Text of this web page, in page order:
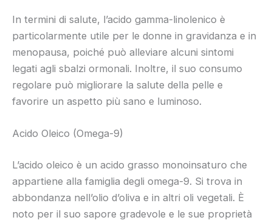
In termini di salute, l’acido gamma-linolenico è
particolarmente utile per le donne in gravidanza e in
menopausa, poiché può alleviare alcuni sintomi
legati agli sbalzi ormonali. Inoltre, il suo consumo
regolare può migliorare la salute della pelle e
favorire un aspetto più sano e luminoso.
Acido Oleico (Omega-9)
L’acido oleico è un acido grasso monoinsaturo che
appartiene alla famiglia degli omega-9. Si trova in
abbondanza nell’olio d’oliva e in altri oli vegetali. È
noto per il suo sapore gradevole e le sue proprietà